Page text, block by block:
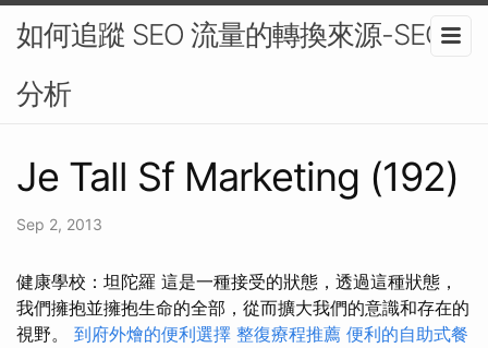
如何追蹤 SEO 流量的轉換來源-SEO
分析
Je Tall Sf Marketing (192)
Sep 2, 2013
健康學校：坦陀羅 這是一種接受的狀態，透過這種狀態，
我們擁抱並擁抱生命的全部，從而擴大我們的意識和存在的
視野。 到府外燴的便利選擇 整復療程推薦 便利的自助式餐